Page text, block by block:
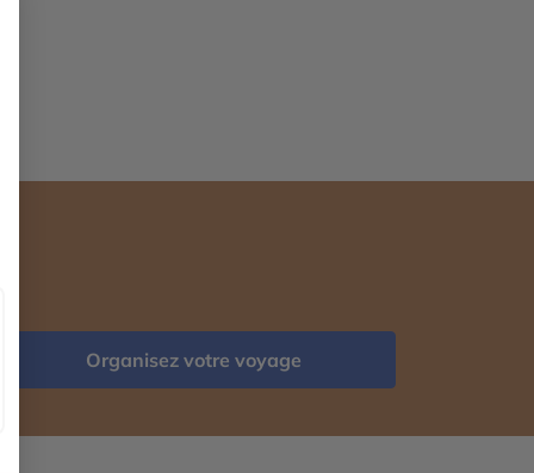
Organisez votre voyage